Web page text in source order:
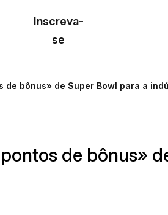
Inscreva-
se
de bônus» de Super Bowl para a
de bônus»